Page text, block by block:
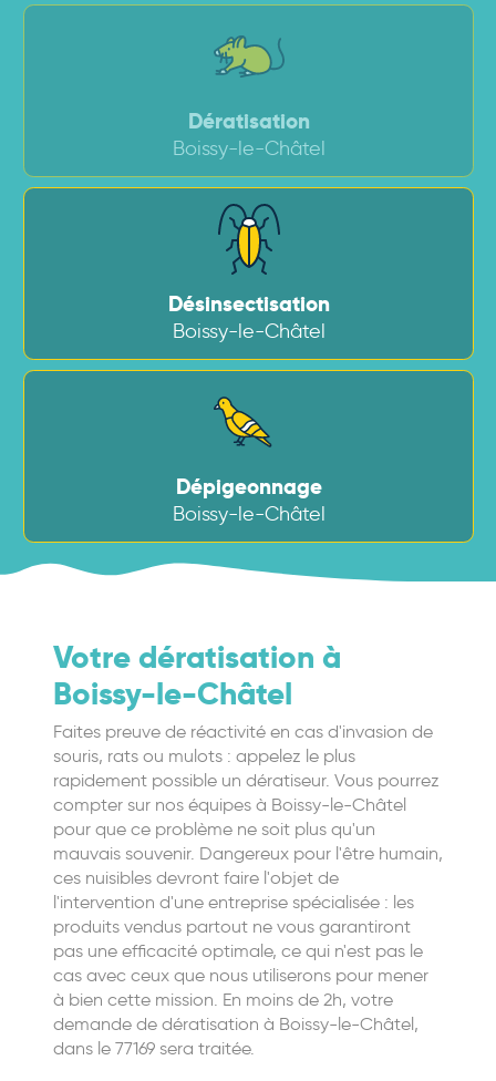
Dératisation
Boissy-le-Châtel
Désinsectisation
Boissy-le-Châtel
Dépigeonnage
Boissy-le-Châtel
Votre dératisation à
Boissy-le-Châtel
Faites preuve de réactivité en cas d'invasion de
souris, rats ou mulots : appelez le plus
rapidement possible un dératiseur. Vous pourrez
compter sur nos équipes à Boissy-le-Châtel
pour que ce problème ne soit plus qu'un
mauvais souvenir. Dangereux pour l'être humain,
ces nuisibles devront faire l'objet de
l'intervention d'une entreprise spécialisée : les
produits vendus partout ne vous garantiront
pas une efficacité optimale, ce qui n'est pas le
cas avec ceux que nous utiliserons pour mener
à bien cette mission. En moins de 2h, votre
demande de dératisation à Boissy-le-Châtel,
dans le 77169 sera traitée.